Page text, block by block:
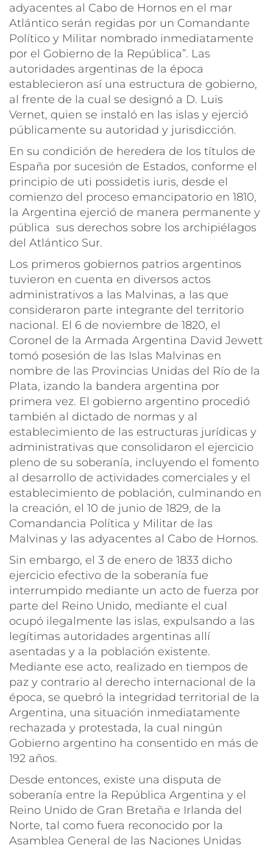
adyacentes al Cabo de Hornos en el mar
Atlántico serán regidas por un Comandante
Político y Militar nombrado inmediatamente
por el Gobierno de la República”. Las
autoridades argentinas de la época
establecieron así una estructura de gobierno,
al frente de la cual se designó a D. Luis
Vernet, quien se instaló en las islas y ejerció
públicamente su autoridad y jurisdicción.
En su condición de heredera de los títulos de
España por sucesión de Estados, conforme el
principio de uti possidetis iuris, desde el
comienzo del proceso emancipatorio en 1810,
la Argentina ejerció de manera permanente y
pública sus derechos sobre los archipiélagos
del Atlántico Sur.
Los primeros gobiernos patrios argentinos
tuvieron en cuenta en diversos actos
administrativos a las Malvinas, a las que
consideraron parte integrante del territorio
nacional. El 6 de noviembre de 1820, el
Coronel de la Armada Argentina David Jewett
tomó posesión de las Islas Malvinas en
nombre de las Provincias Unidas del Río de la
Plata, izando la bandera argentina por
primera vez. El gobierno argentino procedió
también al dictado de normas y al
establecimiento de las estructuras jurídicas y
administrativas que consolidaron el ejercicio
pleno de su soberanía, incluyendo el fomento
al desarrollo de actividades comerciales y el
establecimiento de población, culminando en
la creación, el 10 de junio de 1829, de la
Comandancia Política y Militar de las
Malvinas y las adyacentes al Cabo de Hornos.
Sin embargo, el 3 de enero de 1833 dicho
ejercicio efectivo de la soberanía fue
interrumpido mediante un acto de fuerza por
parte del Reino Unido, mediante el cual
ocupó ilegalmente las islas, expulsando a las
legítimas autoridades argentinas allí
asentadas y a la población existente.
Mediante ese acto, realizado en tiempos de
paz y contrario al derecho internacional de la
época, se quebró la integridad territorial de la
Argentina, una situación inmediatamente
rechazada y protestada, la cual ningún
Gobierno argentino ha consentido en más de
192 años.
Desde entonces, existe una disputa de
soberanía entre la República Argentina y el
Reino Unido de Gran Bretaña e Irlanda del
Norte, tal como fuera reconocido por la
Asamblea General de las Naciones Unidas